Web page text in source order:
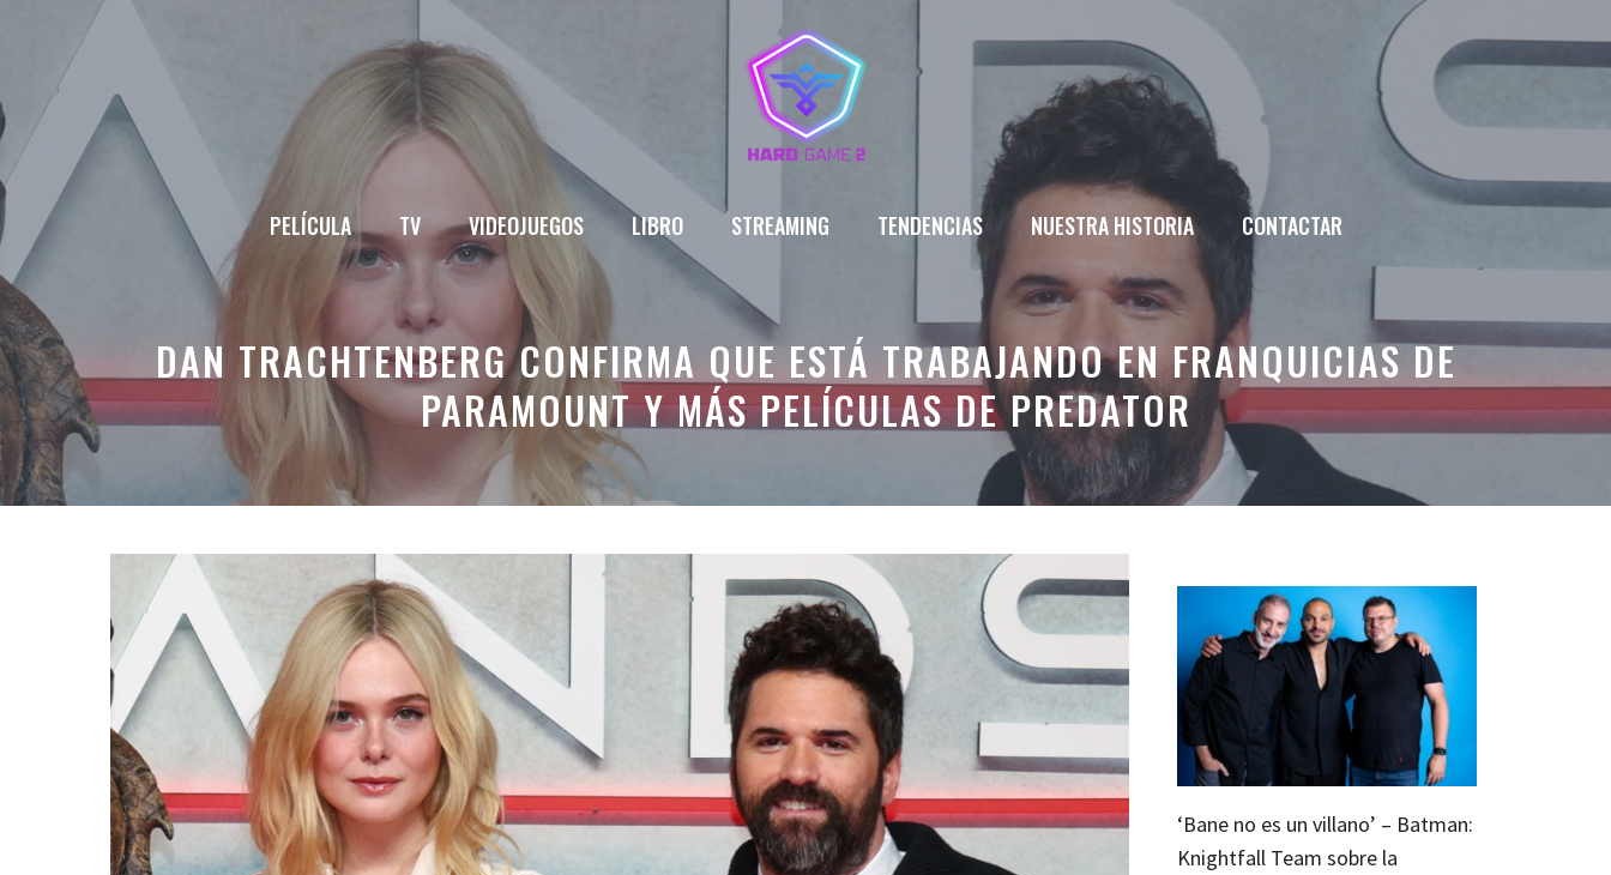
contenido
PELÍCULA TV VIDEOJUEGOS LIBRO STREAMING TENDENCIAS NUESTRA HISTORIA CONTACTAR
DAN TRACHTENBERG CONFIRMA QUE ESTÁ TRABAJANDO EN FRANQUICIAS DE
PARAMOUNT Y MÁS PELÍCULAS DE PREDATOR
‘Bane no es un villano’ – Batman:
Knightfall Team sobre la